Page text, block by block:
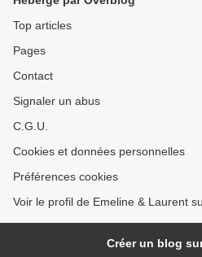
Top articles
Pages
Contact
Signaler un abus
C.G.U.
Cookies et données personnelles
Préférences cookies
Voir le profil de Emeline & Laurent
Créer un blog